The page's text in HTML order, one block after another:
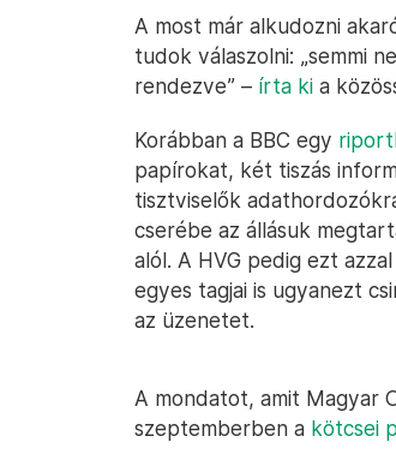
A most már alkudozni
tudok válaszolni: „semmi
rendezve” – írta ki a
Korábban a BBC egy
papírokat, két tiszás
tisztviselők
cserébe az állásuk
alól. A HVG pedig ezt azzal
egyes tagjai is ugyanezt
az üzenetet.
A mondatot, amit Magyar
szeptemberben a kötcsei